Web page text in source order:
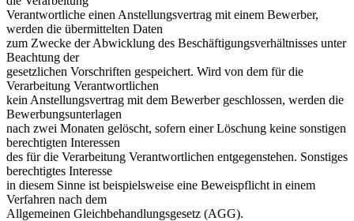
Verantwortliche einen Anstellungsvertrag mit einem Bewerber,
werden die übermittelten Daten
zum Zwecke der Abwicklung des Beschäftigungsverhältnisses unter
Beachtung der
gesetzlichen Vorschriften gespeichert. Wird von dem für die
Verarbeitung Verantwortlichen
kein Anstellungsvertrag mit dem Bewerber geschlossen, werden die
Bewerbungsunterlagen
nach zwei Monaten gelöscht, sofern einer Löschung keine sonstigen
berechtigten Interessen
des für die Verarbeitung Verantwortlichen entgegenstehen. Sonstiges
berechtigtes Interesse
in diesem Sinne ist beispielsweise eine Beweispflicht in einem
Verfahren nach dem
Allgemeinen Gleichbehandlungsgesetz (AGG).